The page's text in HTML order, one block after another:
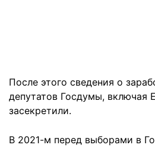
После этого сведения о
депутатов Госдумы, включая
засекретили.
В 2021-м перед выборами в